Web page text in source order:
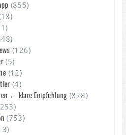
(855)
(126)
(5)
(12)
(4)
← klare Empfehlung (878)
(753)